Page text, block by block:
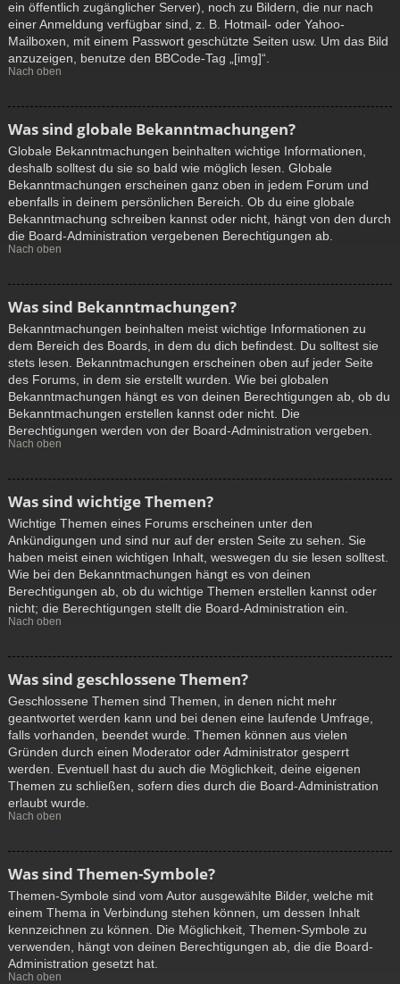
ein öffentlich zugänglicher Server), noch zu Bildern, die nur nach
einer Anmeldung verfügbar sind, z. B. Hotmail- oder Yahoo-
Mailboxen, mit einem Passwort geschützte Seiten usw. Um das Bild
anzuzeigen, benutze den BBCode-Tag „[img]“.
Nach oben
Was sind globale Bekanntmachungen?
Globale Bekanntmachungen beinhalten wichtige Informationen,
deshalb solltest du sie so bald wie möglich lesen. Globale
Bekanntmachungen erscheinen ganz oben in jedem Forum und
ebenfalls in deinem persönlichen Bereich. Ob du eine globale
Bekanntmachung schreiben kannst oder nicht, hängt von den durch
die Board-Administration vergebenen Berechtigungen ab.
Nach oben
Was sind Bekanntmachungen?
Bekanntmachungen beinhalten meist wichtige Informationen zu
dem Bereich des Boards, in dem du dich befindest. Du solltest sie
stets lesen. Bekanntmachungen erscheinen oben auf jeder Seite
des Forums, in dem sie erstellt wurden. Wie bei globalen
Bekanntmachungen hängt es von deinen Berechtigungen ab, ob du
Bekanntmachungen erstellen kannst oder nicht. Die
Berechtigungen werden von der Board-Administration vergeben.
Nach oben
Was sind wichtige Themen?
Wichtige Themen eines Forums erscheinen unter den
Ankündigungen und sind nur auf der ersten Seite zu sehen. Sie
haben meist einen wichtigen Inhalt, weswegen du sie lesen solltest.
Wie bei den Bekanntmachungen hängt es von deinen
Berechtigungen ab, ob du wichtige Themen erstellen kannst oder
nicht; die Berechtigungen stellt die Board-Administration ein.
Nach oben
Was sind geschlossene Themen?
Geschlossene Themen sind Themen, in denen nicht mehr
geantwortet werden kann und bei denen eine laufende Umfrage,
falls vorhanden, beendet wurde. Themen können aus vielen
Gründen durch einen Moderator oder Administrator gesperrt
werden. Eventuell hast du auch die Möglichkeit, deine eigenen
Themen zu schließen, sofern dies durch die Board-Administration
erlaubt wurde.
Nach oben
Was sind Themen-Symbole?
Themen-Symbole sind vom Autor ausgewählte Bilder, welche mit
einem Thema in Verbindung stehen können, um dessen Inhalt
kennzeichnen zu können. Die Möglichkeit, Themen-Symbole zu
verwenden, hängt von deinen Berechtigungen ab, die die Board-
Administration gesetzt hat.
Nach oben